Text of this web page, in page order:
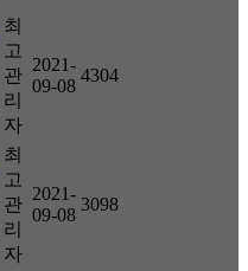
최
고
관
리
자
2021-
09-08
4304
최
고
관
리
자
2021-
09-08
3098